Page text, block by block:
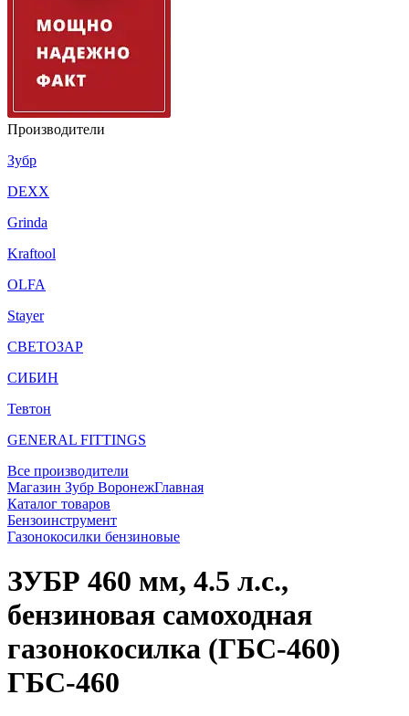
Производители
Зубр
DEXX
Grinda
Kraftool
OLFA
Stayer
СВЕТОЗАР
СИБИН
Тевтон
GENERAL FITTINGS
Все производители
Магазин Зубр ВоронежГлавная
Каталог товаров
Бензоинструмент
Газонокосилки бензиновые
ЗУБР 460 мм, 4.5 л.с.,
бензиновая самоходная
газонокосилка (ГБС-460)
ГБС-460